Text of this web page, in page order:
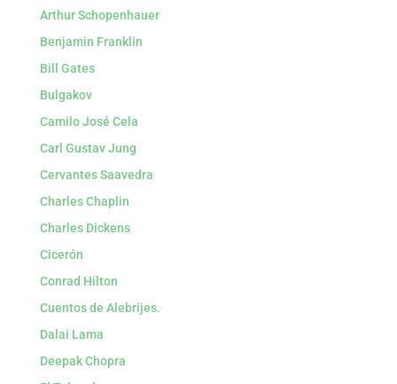
Arthur Schopenhauer
Benjamin Franklin
Bill Gates
Bulgakov
Camilo José Cela
Carl Gustav Jung
Cervantes Saavedra
Charles Chaplin
Charles Dickens
Cicerón
Conrad Hilton
Cuentos de Alebrijes.
Dalai Lama
Deepak Chopra